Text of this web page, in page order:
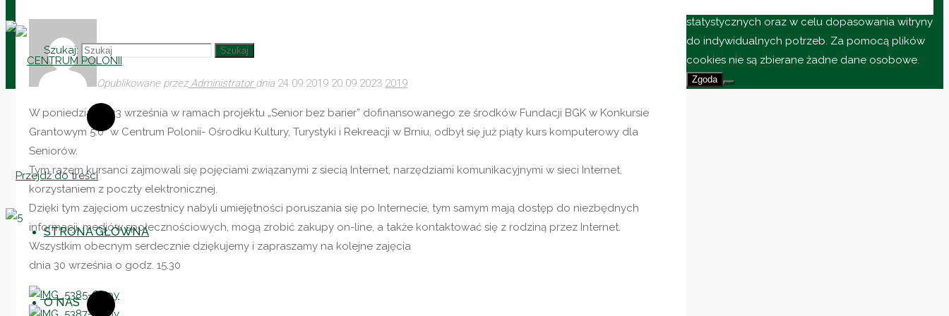
Szukaj: Szukaj
CENTRUM
POLONII
Ośrodek
Kultury,
Turystyki
i
Rekreacji
Brniu
Przejdź do treści
STRONA GŁÓWNA
O NAS
Opublikowane przez Administrator dnia 24.09.2019 20.09.2023 2019
W poniedziałek 23 września w ramach projektu „Senior bez barier” dofinansowanego ze środków Fundacji BGK w Konkursie
Grantowym 5.0” w Centrum Polonii- Ośrodku Kultury, Turystyki i Rekreacji w Brniu, odbył się już piąty kurs komputerowy dla
Seniorów.
Tym razem kursanci zajmowali się pojęciami związanymi z siecią Internet, narzędziami komunikacyjnymi w sieci Internet,
korzystaniem z poczty elektronicznej.
Dzięki tym zajęciom uczestnicy nabyli umiejętności poruszania się po Internecie, tym samym mają dostęp do niezbędnych
informacji, mediów społecznościowych, mogą zrobić zakupy on-line, a także kontaktować się z rodziną przez Internet.
Wszystkim obecnym serdecznie dziękujemy i zapraszamy na kolejne zajęcia
dnia 30 września o godz. 15.30
statystycznych oraz w celu dopasowania witryny
do indywidualnych potrzeb. Za pomocą plików
cookies nie są zbierane żadne dane osobowe.
Zgoda